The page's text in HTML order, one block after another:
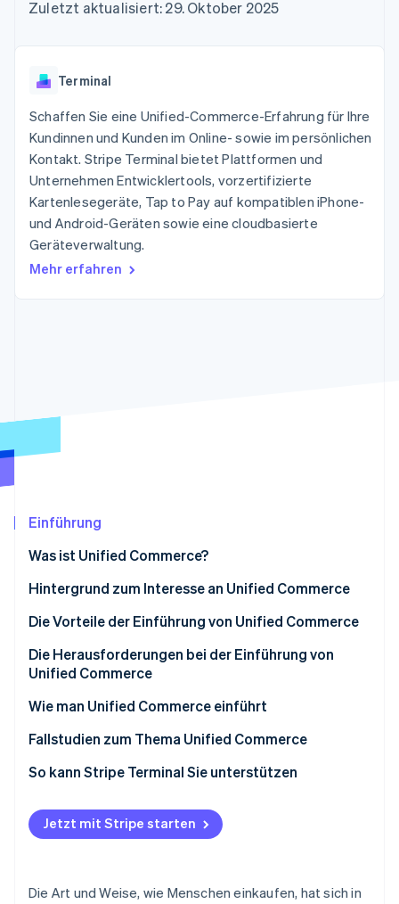
Authorization
Optimierung der
Autorisierungsraten
Link
Beschleunigter
Bezahlvorgang
Financial
Connections
Finanzdaten
Data Pipeline
Stripe-Sessions 2026
Jetzt ansehen
Geldmanagement
SaaS
Nach Branche
KI-Unternehmen
Gaming
Bewirtung, Reisen und
Freizeit
Medien und
Unterhaltung
Organisationen
Marktplatz auf
Abonnementverwaltung
Abrechnung um
Stablecoin-gestützte
Karten ausgeben: So
geht´s
Bereitstellung und
Verwaltung von
Diensten mit Agenten
Ressourcen
Kontakt
kontaktieren
Partner werden
Zuletzt aktualisiert: 29. Oktober 2025
Terminal
Schaffen Sie eine Unified-Commerce-Erfahrung für Ihre
Kundinnen und Kunden im Online- sowie im persönlichen
Kontakt. Stripe Terminal bietet Plattformen und
Unternehmen Entwicklertools, vorzertifizierte
Kartenlesegeräte, Tap to Pay auf kompatiblen iPhone-
und Android-Geräten sowie eine cloudbasierte
Geräteverwaltung.
Mehr erfahren
Einführung
Was ist Unified Commerce?
Unterschiede zum Omnichannel
Unterschiede zu OMO
Hintergrund zum Interesse an Unified Commerce
Technologische Fortschritte und zunehmend
Auf dem Weg zu einer Ära, die Konsistenz und
Die Vorteile der Einführung von Unified Commerce
Reduzierte langfristige Betriebskosten
Die Herausforderungen bei der Einführung von
Unified Commerce
Die Anfangsinvestition ist hoch
Umstrukturierung von Betriebssystemen und
Wie man Unified Commerce einführt
Analyse der aktuellen Situation und Zielsetzung
Auswahl des zu implementierenden Systems
Systemintegration und operative Gestaltung
Interne Schulungen und Testläufe
Fallstudien zum Thema Unified Commerce
Castlery
Traxero
So kann Stripe Terminal Sie unterstützen
Jetzt mit Stripe starten
Die Art und Weise, wie Menschen einkaufen, hat sich in